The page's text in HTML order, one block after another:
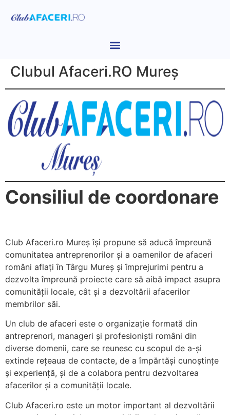
Clubul Afaceri.RO Mureș
Consiliul de coordonare
Club Afaceri.ro Mureș își propune să aducă împreună
comunitatea antreprenorilor și a oamenilor de afaceri
români aflați în Târgu Mureș și împrejurimi pentru a
dezvolta împreună proiecte care să aibă impact asupra
comunității locale, cât și a dezvoltării afacerilor
membrilor săi.
Un club de afaceri este o organizație formată din
antreprenori, manageri și profesioniști români din
diverse domenii, care se reunesc cu scopul de a-și
extinde rețeaua de contacte, de a împărtăși cunoștințe
și experiență, și de a colabora pentru dezvoltarea
afacerilor și a comunității locale.
Club Afaceri.ro este un motor important al dezvoltării